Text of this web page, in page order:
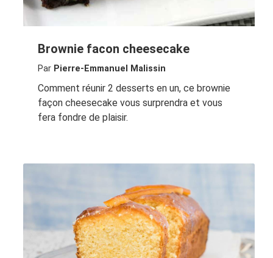
Brownie facon cheesecake
Par Pierre-Emmanuel Malissin
Comment réunir 2 desserts en un, ce brownie
façon cheesecake vous surprendra et vous
fera fondre de plaisir.